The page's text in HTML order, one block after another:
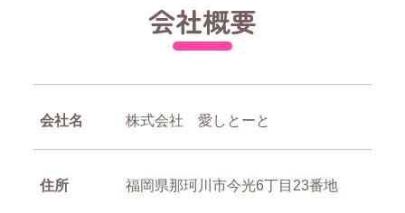
会社概要
会社名 株式会社 愛しとーと
住所 福岡県那珂川市今光6丁目23番地